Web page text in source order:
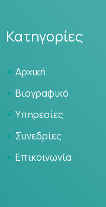
Κατηγορίες
Αρχική
Βιογραφικό
Υπηρεσίες
Συνεδρίες
Επικοινωνία